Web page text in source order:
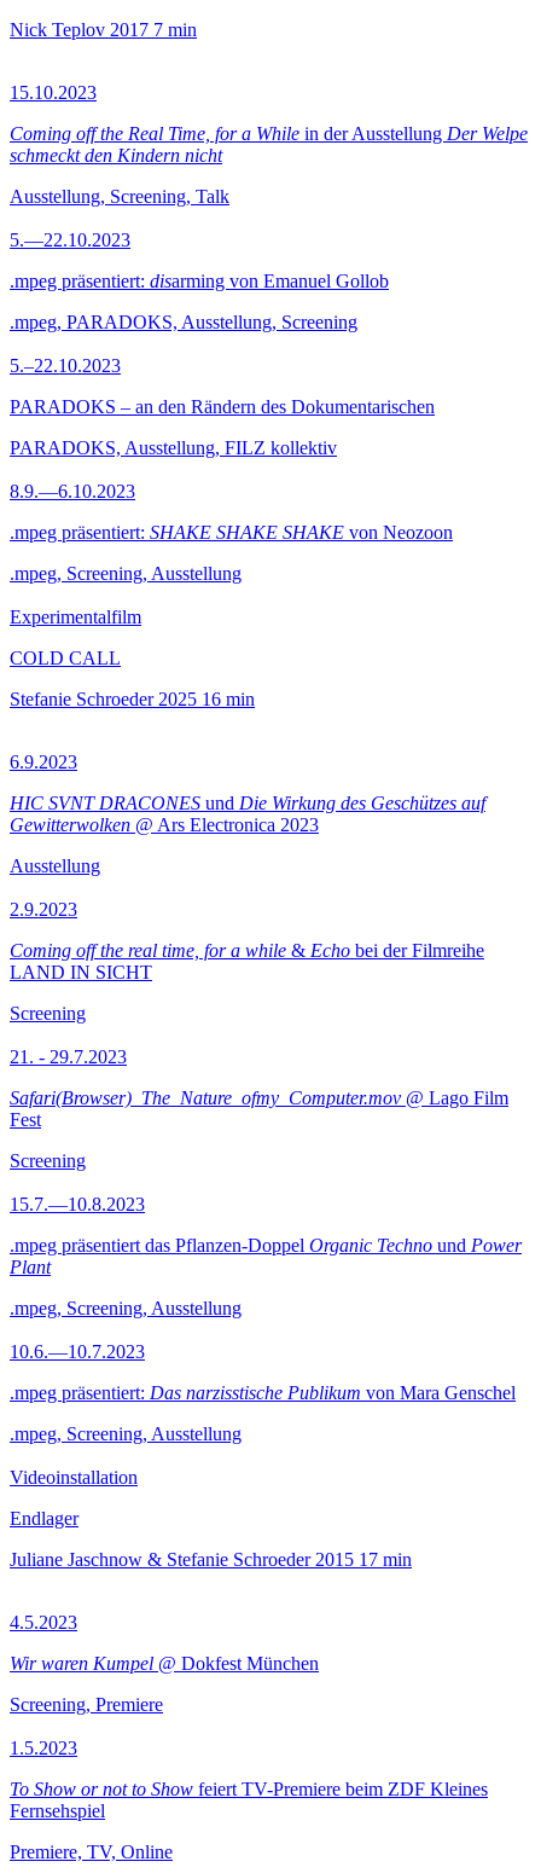
Nick Teplov 2017 7 min
15.10.2023
Coming off the Real Time, for a While in der Ausstellung Der Welpe
schmeckt den Kindern nicht
Ausstellung, Screening, Talk
5.—22.10.2023
.mpeg präsentiert: disarming von Emanuel Gollob
.mpeg, PARADOKS, Ausstellung, Screening
5.–22.10.2023
PARADOKS – an den Rändern des Dokumentarischen
PARADOKS, Ausstellung, FILZ kollektiv
8.9.—6.10.2023
.mpeg präsentiert: SHAKE SHAKE SHAKE von Neozoon
.mpeg, Screening, Ausstellung
Experimentalfilm
COLD CALL
Stefanie Schroeder 2025 16 min
6.9.2023
HIC SVNT DRACONES und Die Wirkung des Geschützes auf
Gewitterwolken @ Ars Electronica 2023
Ausstellung
2.9.2023
Coming off the real time, for a while & Echo bei der Filmreihe
LAND IN SICHT
Screening
21. - 29.7.2023
Safari(Browser)_The_Nature_ofmy_Computer.mov @ Lago Film
Fest
Screening
15.7.—10.8.2023
.mpeg präsentiert das Pflanzen-Doppel Organic Techno und Power
Plant
.mpeg, Screening, Ausstellung
10.6.—10.7.2023
.mpeg präsentiert: Das narzisstische Publikum von Mara Genschel
.mpeg, Screening, Ausstellung
Videoinstallation
Endlager
Juliane Jaschnow & Stefanie Schroeder 2015 17 min
4.5.2023
Wir waren Kumpel @ Dokfest München
Screening, Premiere
1.5.2023
To Show or not to Show feiert TV-Premiere beim ZDF Kleines
Fernsehspiel
Premiere, TV, Online